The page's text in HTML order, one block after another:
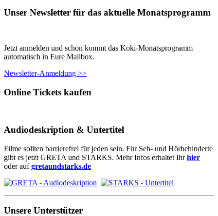
Unser Newsletter für das aktuelle Monatsprogramm
Jetzt anmelden und schon kommt das Koki-Monatsprogramm
automatisch in Eure Mailbox.
Newsletter-Anmeldung >>
Online Tickets kaufen
Audiodeskription & Untertitel
Filme sollten barrierefrei für jeden sein. Für Seh- und Hörbehinderte
gibt es jetzt GRETA und STARKS. Mehr Infos erhaltet Ihrhier
oder aufgretaundstarks.de
Unsere Unterstützer